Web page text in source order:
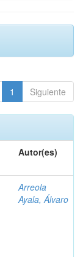
1 Siguiente
Autor(es)
Arreola
Ayala, Álvaro